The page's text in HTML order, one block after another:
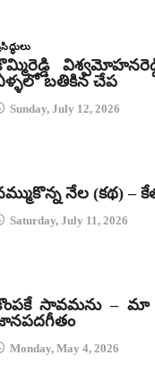
బతికిన చేప
Sunday, July 12, 2026
నేల (కథ) –
Saturday, July 11, 2026
సావమను – మా
Monday, May 4, 2026